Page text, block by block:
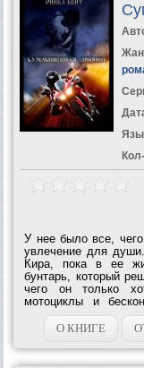
У нее было все,
увлечение для
Кира, пока в ее
бунтарь, который
чего он только
мотоциклы и
Максим, пока не
О КНИГЕ